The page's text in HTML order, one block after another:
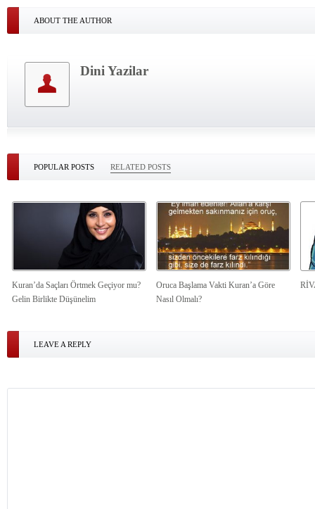
ABOUT THE AUTHOR
Dini Yazilar
POPULAR POSTS RELATED POSTS
Kuran’da Saçları Örtmek Geçiyor mu?
Gelin Birlikte Düşünelim
Oruca Başlama Vakti Kuran’a Göre
Nasıl Olmalı?
LEAVE A REPLY